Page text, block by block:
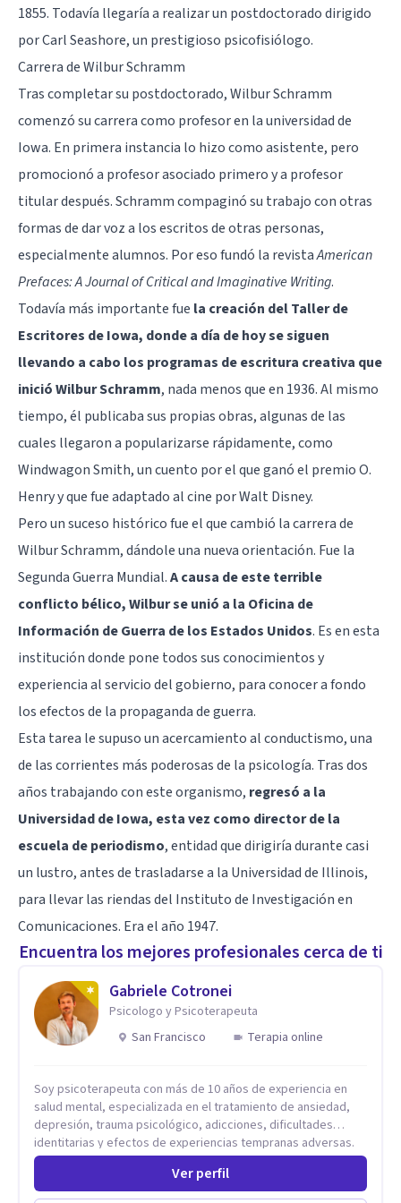
1855. Todavía llegaría a realizar un postdoctorado dirigido
por Carl Seashore, un prestigioso psicofisiólogo.
Carrera de Wilbur Schramm
Tras completar su postdoctorado, Wilbur Schramm
comenzó su carrera como profesor en la universidad de
Iowa. En primera instancia lo hizo como asistente, pero
promocionó a profesor asociado primero y a profesor
titular después. Schramm compaginó su trabajo con otras
formas de dar voz a los escritos de otras personas,
especialmente alumnos. Por eso fundó la revistaAmerican
Prefaces: A Journal of Critical and Imaginative Writing.
Todavía más importante fue la creación del Taller de
Escritores de Iowa, donde a día de hoy se siguen
llevando a cabo los programas de escritura creativa que
inició Wilbur Schramm, nada menos que en 1936. Al mismo
tiempo, él publicaba sus propias obras, algunas de las
cuales llegaron a popularizarse rápidamente, como
Windwagon Smith, un cuento por el que ganó el premio O.
Henry y que fue adaptado al cine por Walt Disney.
Pero un suceso histórico fue el que cambió la carrera de
Wilbur Schramm, dándole una nueva orientación. Fue la
Segunda Guerra Mundial.A causa de este terrible
conflicto bélico, Wilbur se unió a la Oficina de
Información de Guerra de los Estados Unidos. Es en esta
institución donde pone todos sus conocimientos y
experiencia al servicio del gobierno, para conocer a fondo
los efectos de la propaganda de guerra.
Esta tarea le supuso un acercamiento al conductismo, una
de las corrientes más poderosas de la psicología. Tras dos
años trabajando con este organismo, regresó a la
Universidad de Iowa, esta vez como director de la
escuela de periodismo, entidad que dirigiría durante casi
un lustro, antes de trasladarse a la Universidad de Illinois,
para llevar las riendas del Instituto de Investigación en
Comunicaciones. Era el año 1947.
Encuentra los mejores profesionales cerca de ti
Gabriele Cotronei
Psicologo y Psicoterapeuta
San Francisco
Terapia online
Soy psicoterapeuta con más de 10 años de experiencia en
salud mental, especializada en el tratamiento de ansiedad,
depresión, trauma psicológico, adicciones, dificultades
identitarias y efectos de experiencias tempranas adversas.
Ofrezco un espacio terapéutico seguro, confidencial y
profundamente humano, donde el dolor emocional puede
transformarse en autoconocimiento, regulación emocional y
Ver perfil